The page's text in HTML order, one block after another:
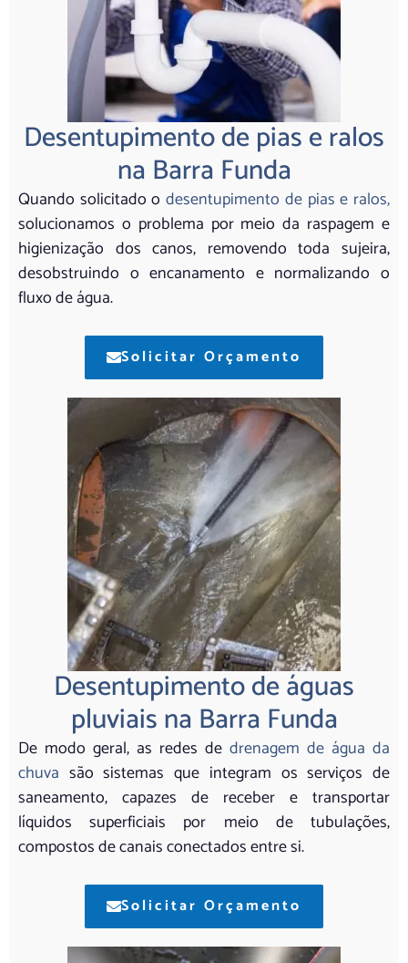
Desentupimento de pias e ralos
na Barra Funda
Quando solicitado odesentupimento de pias e ralos,
solucionamos o problema por meio da raspagem e
higienização dos canos, removendo toda sujeira,
desobstruindo o encanamento e normalizando o
fluxo de água.
Solicitar Orçamento
Desentupimento de águas
pluviais na Barra Funda
De modo geral, as redes de drenagem de água da
chuva são sistemas que integram os serviços de
saneamento, capazes de receber e transportar
líquidos superficiais por meio de tubulações,
compostos de canais conectados entre si.
Solicitar Orçamento